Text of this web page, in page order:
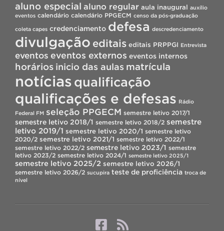
aluno especial aluno regular aula inaugural auxílio
eventos calendário calendário PPGECM censo da pós-graduação
coleta capes credenciamento defesa descredenciamento
divulgação editais editais PRPPGI Entrevista
eventos eventos externos eventos internos
horários inicio das aulas matrícula
notícias qualificação
qualificações e defesas Rádio
Federal FM seleção PPGECM semestre letivo 2017/1
semestre letivo 2018/1 semestre letivo 2018/2 semestre
letivo 2019/1 semestre letivo 2020/1 semestre letivo
2020/2 semestre letivo 2021/1 semestre letivo 2022/1
semestre letivo 2022/2 semestre letivo 2023/1 semestre
letivo 2023/2 semestre letivo 2024/1 semestre letivo 2025/1
semestre letivo 2025/2 semestre letivo 2026/1
semestre letivo 2026/2 sucupira teste de proficiência troca de
nível